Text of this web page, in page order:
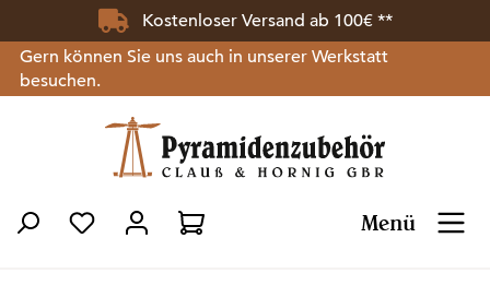
Zum Hauptinhalt springenKostenloser Versand ab 100€ **
Gern können Sie uns auch in unserer Werkstatt
besuchen.
Menü
Du hast 0 Produkte auf dem Merkzettel